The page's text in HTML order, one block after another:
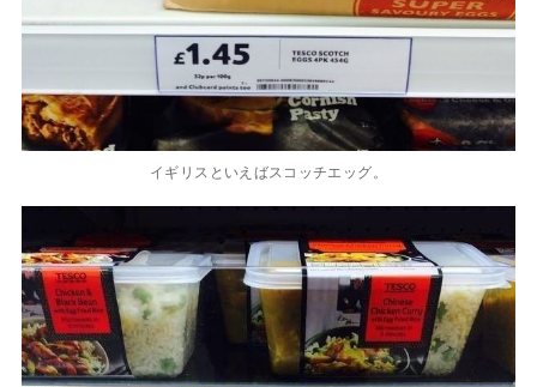
イギリスといえばスコッチエッグ。